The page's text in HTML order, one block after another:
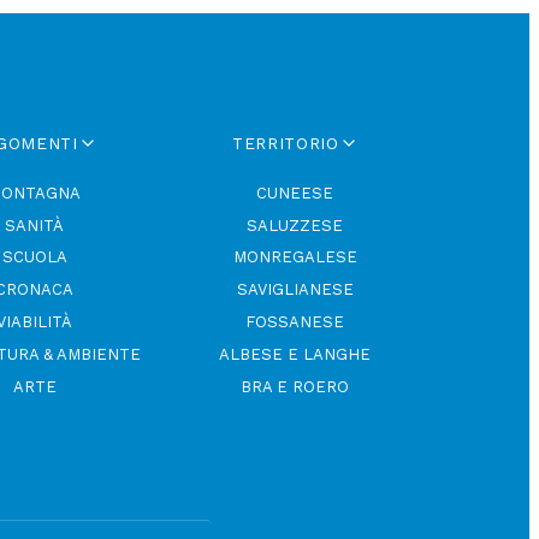
SANITÀ
SCUOLA
& AMBIENTE
ARTE
TERRITORIO
CUNEESE
SALUZZESE
MONREGALESE
SAVIGLIANESE
FOSSANESE
ALBESE E LANGHE
BRA E ROERO